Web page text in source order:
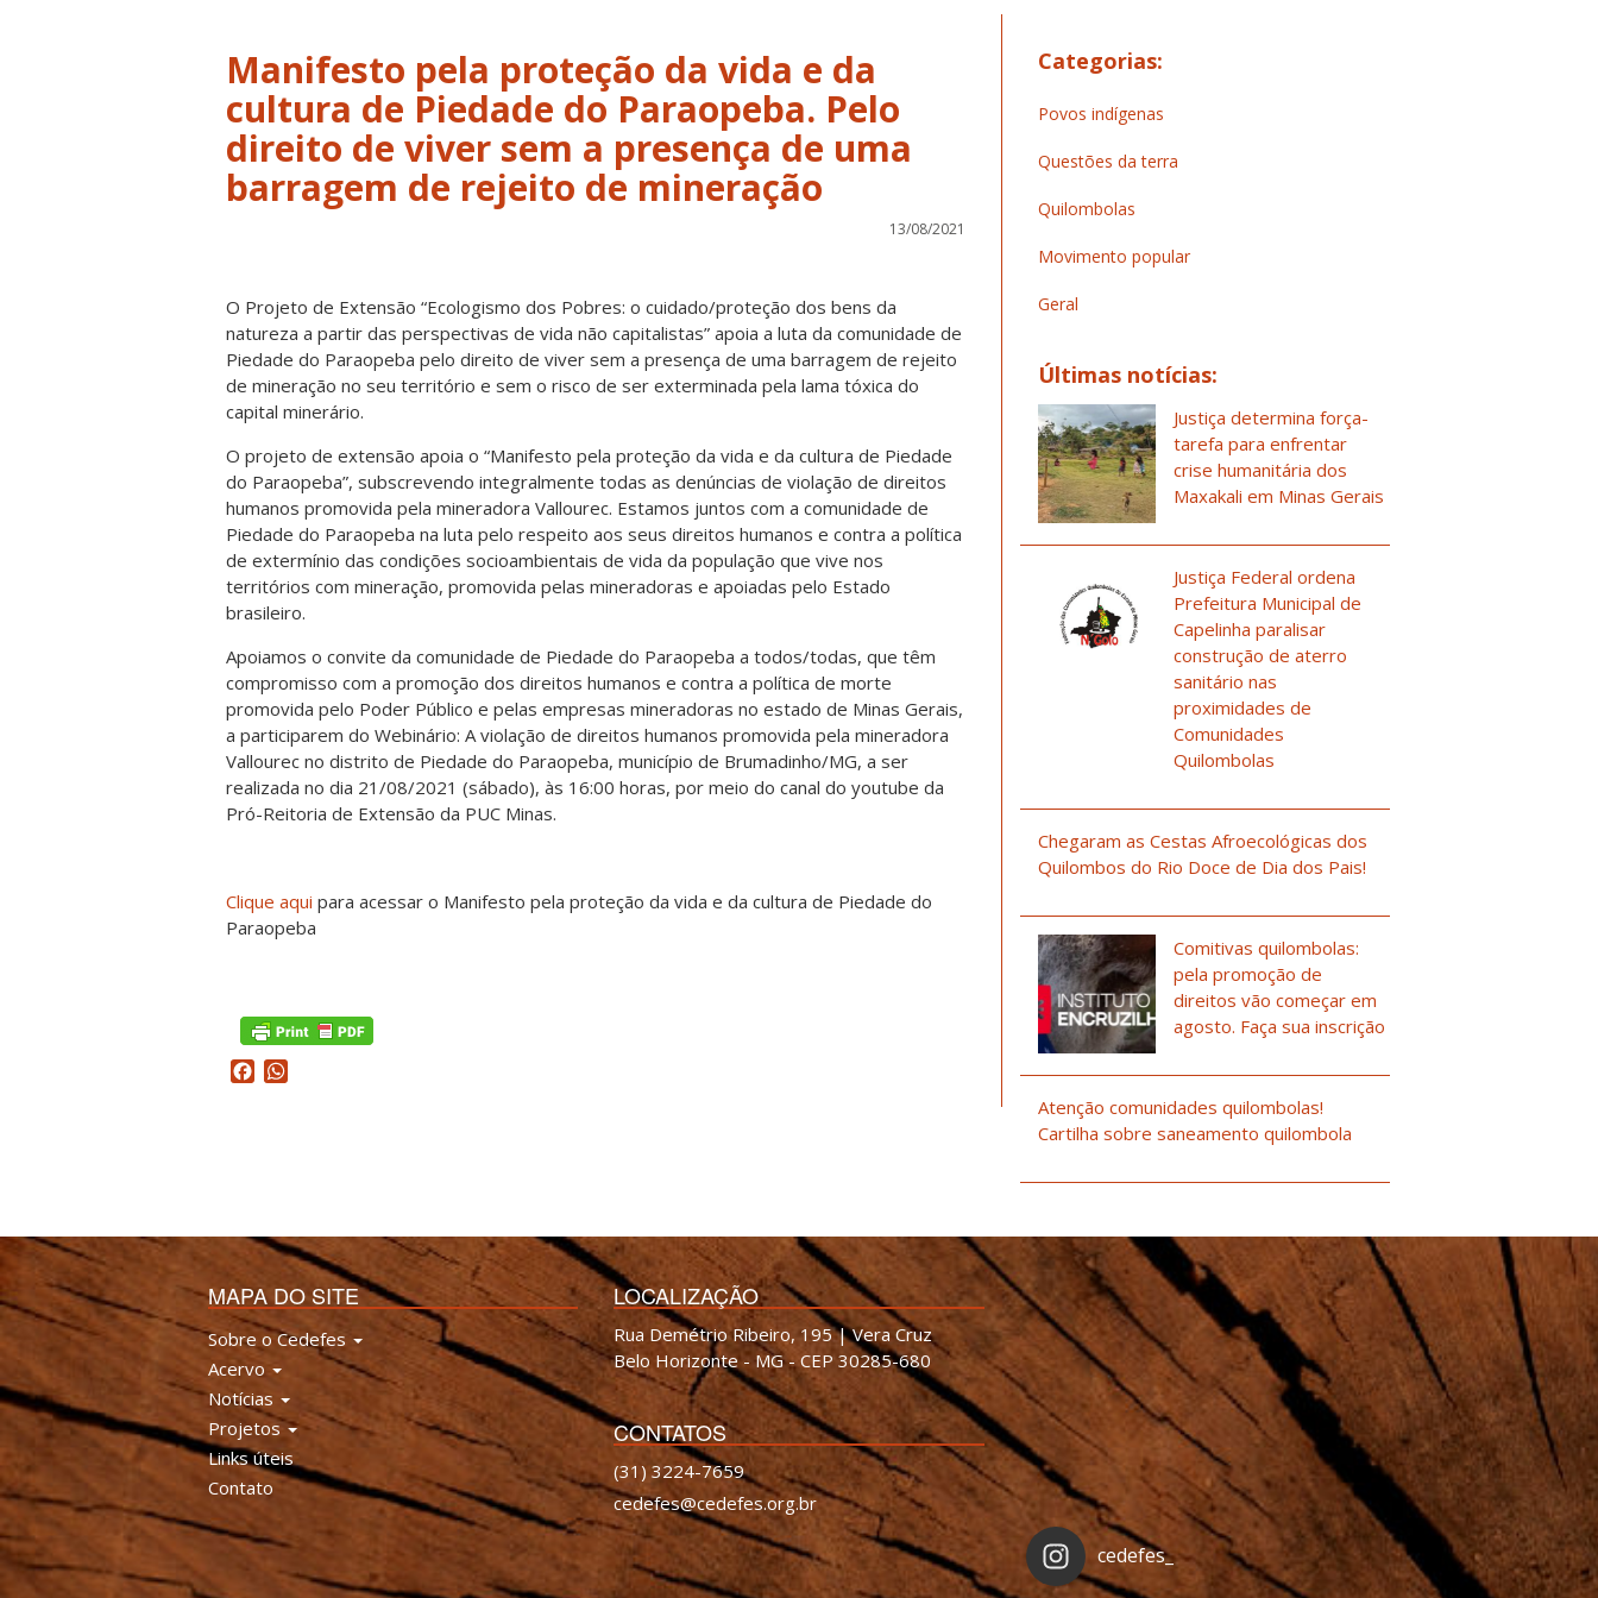
Manifesto pela proteção da vida e da
cultura de Piedade do Paraopeba. Pelo
direito de viver sem a presença de uma
barragem de rejeito de mineração
13/08/2021
O Projeto de Extensão “Ecologismo dos Pobres: o cuidado/proteção dos bens da
natureza a partir das perspectivas de vida não capitalistas” apoia a luta da comunidade de
Piedade do Paraopeba pelo direito de viver sem a presença de uma barragem de rejeito
de mineração no seu território e sem o risco de ser exterminada pela lama tóxica do
capital minerário.
O projeto de extensão apoia o “Manifesto pela proteção da vida e da cultura de Piedade
do Paraopeba”, subscrevendo integralmente todas as denúncias de violação de direitos
humanos promovida pela mineradora Vallourec. Estamos juntos com a comunidade de
Piedade do Paraopeba na luta pelo respeito aos seus direitos humanos e contra a política
de extermínio das condições socioambientais de vida da população que vive nos
territórios com mineração, promovida pelas mineradoras e apoiadas pelo Estado
brasileiro.
Apoiamos o convite da comunidade de Piedade do Paraopeba a todos/todas, que têm
compromisso com a promoção dos direitos humanos e contra a política de morte
promovida pelo Poder Público e pelas empresas mineradoras no estado de Minas Gerais,
a participarem do Webinário: A violação de direitos humanos promovida pela mineradora
Vallourec no distrito de Piedade do Paraopeba, município de Brumadinho/MG, a ser
realizada no dia 21/08/2021 (sábado), às 16:00 horas, por meio do canal do youtube da
Pró-Reitoria de Extensão da PUC Minas.
Clique aqui para acessar o Manifesto pela proteção da vida e da cultura de Piedade do
Paraopeba
Facebook
Categorias:
Povos indígenas
Questões da terra
Quilombolas
Movimento popular
Geral
Últimas notícias:
Justiça determina força-
tarefa para enfrentar
crise humanitária dos
Maxakali em Minas Gerais
Justiça Federal ordena
Prefeitura Municipal de
Capelinha paralisar
construção de aterro
sanitário nas
proximidades de
Comunidades
Quilombolas
Chegaram as Cestas Afroecológicas dos
Quilombos do Rio Doce de Dia dos Pais!
Comitivas quilombolas:
pela promoção de
direitos vão começar em
agosto. Faça sua inscrição
Atenção comunidades quilombolas!
Cartilha sobre saneamento quilombola
MAPA DO SITE
Sobre o Cedefes
Acervo
Notícias
Projetos
Links úteis
Contato
LOCALIZAÇÃO
Rua Demétrio Ribeiro, 195 | Vera Cruz
Belo Horizonte - MG - CEP 30285-680
CONTATOS
(31) 3224-7659
cedefes@cedefes.org.br
cedefes_